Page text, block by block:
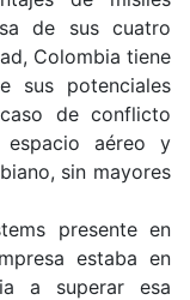
de sus cuatro
Colombia tiene
sus potenciales
de conflicto
espacio aéreo y
sin mayores
presente en
estaba en
a superar esa